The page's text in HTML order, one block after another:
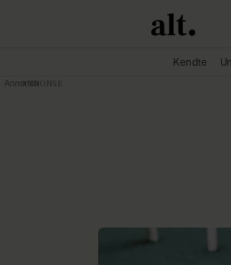
Kendte
Annonce